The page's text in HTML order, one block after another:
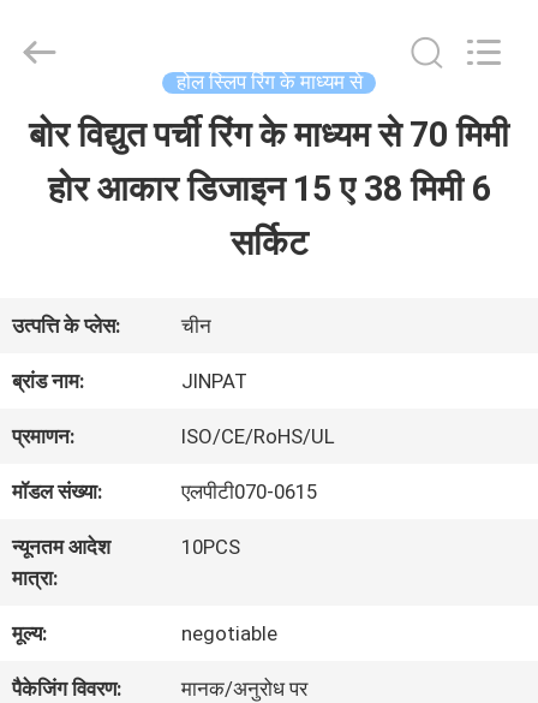
घर
वीआर
दिखाएँ
हमारे
बारे
में
कारखाना
Electronics
Rights
होल स्लिप रिंग के माध्यम से
बोर विद्युत पर्ची रिंग के माध्यम से 70 मिमी
होर आकार डिजाइन 15 ए 38 मिमी 6
सर्किट
उत्पत्ति के प्लेस: चीन
ब्रांड नाम: JINPAT
प्रमाणन: ISO/CE/RoHS/UL
मॉडल संख्या: एलपीटी070-0615
न्यूनतम आदेश
मात्रा:
10PCS
मूल्य: negotiable
पैकेजिंग विवरण: मानक/अनुरोध पर